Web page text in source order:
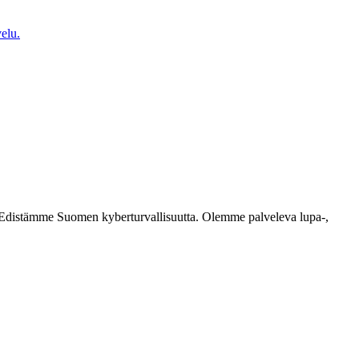
Suomen kyberturvallisuutta. Olemme palveleva lupa-,